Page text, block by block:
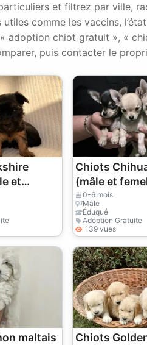
et filtrez par ville,
utiles comme les vaccins,
adoption chiot gratuit », «
puis contacter le
et
Chiots
(mâle et
donner
0-6 mois
Mâle
Éduqué
Adoption Gratuite
139 vues
maltais
Chiots